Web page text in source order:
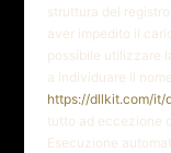
struttura del
aver impedito il
possibile utilizzare
a individuare il
https://dllkit.com/it/
tutto ad eccezione
Esecuzione